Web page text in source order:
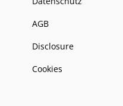
AGB
Disclosure
Cookies